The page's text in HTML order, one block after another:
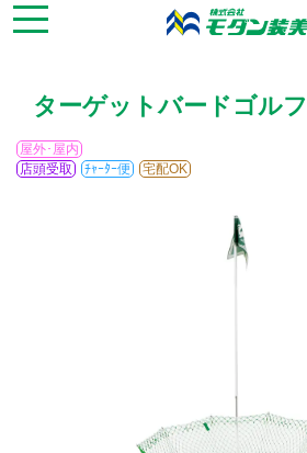
ターゲットバードゴルフ
屋外･屋内
店頭受取
ﾁｬｰﾀｰ便 宅配OK